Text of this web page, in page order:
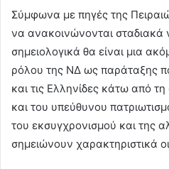
Σύμφωνα με πηγές της
να ανακοινώνονται σταδιακά
σημειολογικά θα είναι μια
ρόλου της ΝΔ ως παράταξης
και τις Ελληνίδες κάτω από
και του υπεύθυνου
του εκσυγχρονισμού και της
σημειώνουν χαρακτηριστικά οι